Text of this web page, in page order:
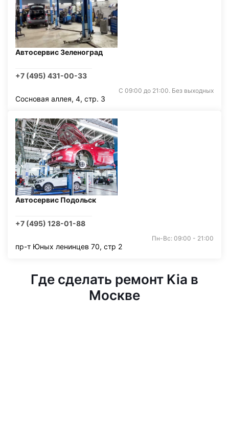
Автосервис Зеленоград
+7 (495) 431-00-33
С 09:00 до 21:00. Без выходных
Сосновая аллея, 4, стр. 3
Автосервис Подольск
+7 (495) 128-01-88
Пн-Вс: 09:00 - 21:00
пр-т Юных ленинцев 70, стр 2
Где сделать ремонт Kia в
Москве